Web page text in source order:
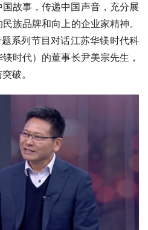
故事，传递中国声音，充分展
族品牌和向上的企业家精神。
系列节目对话江苏华镁时代科
时代）的董事长尹美宗先生，
破。